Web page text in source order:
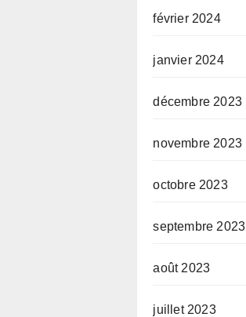
février 2024
janvier 2024
décembre 2023
novembre 2023
octobre 2023
septembre 2023
août 2023
juillet 2023